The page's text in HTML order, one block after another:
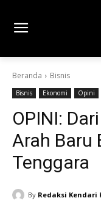
Beranda Bisnis
Bisnis Ekonomi Opini
OPINI:
Arah Baru
Tenggara
By Redaksi Kendari